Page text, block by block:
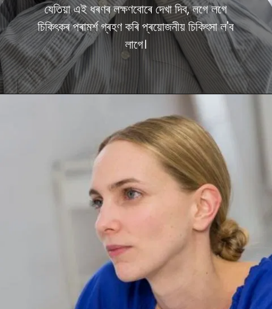
যেতিয়া এই ধৰণৰ লক্ষণবোৰে দেখা দিব, লগে লগে
চিকিৎকৰ পৰামৰ্শ গ্ৰহণ কৰি প্ৰয়োজনীয় চিকিৎসা ল'ব
লাগে।